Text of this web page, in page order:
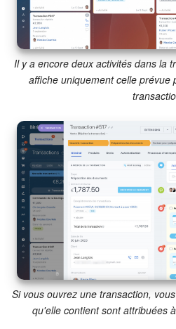
On-Premise de Bitrix24
COMPTE
Il y a encore deux activités dans la
affiche uniquement celle prévue
Si vous ouvrez une transaction,
qu'elle contient sont attribuées